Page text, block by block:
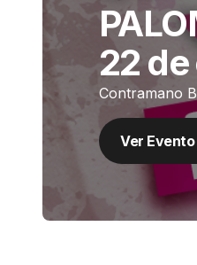
22
Contramano
Ver